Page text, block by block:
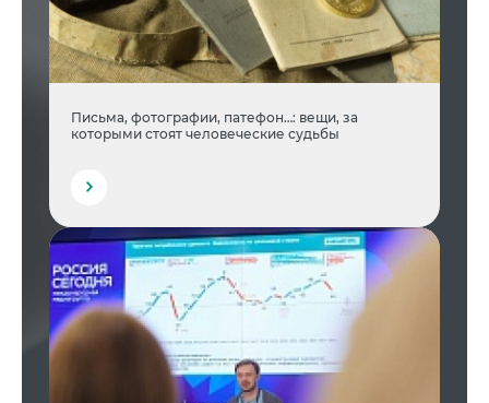
Письма, фотографии, патефон…: вещи, за
которыми стоят человеческие судьбы